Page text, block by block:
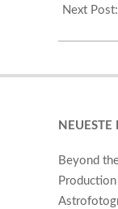
03
Next Post:
NEUESTE
Beyond